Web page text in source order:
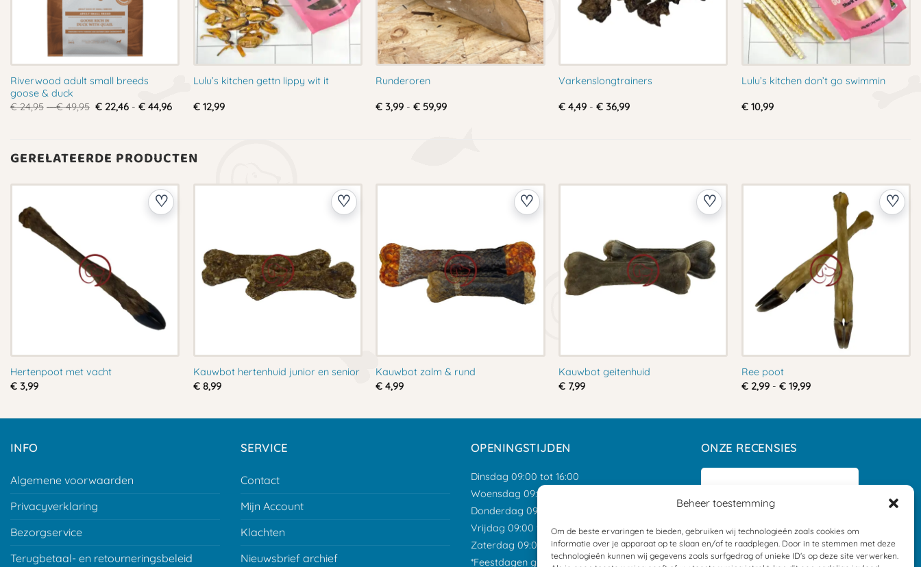
Beheer toestemming
Om de beste ervaringen te bieden, gebruiken wij technologieën zoals cookies om
informatie over je apparaat op te slaan en/of te raadplegen. Door in te stemmen met deze
technologieën kunnen wij gegevens zoals surfgedrag of unieke ID's op deze site verwerken.
Riverwood adult small breeds
goose & duck
€24,95 - €49,95 Prijsklasse:
€ 24,95
€ 22,46 - € 44,96Prijsklasse:
Lulu’s kitchen gettn lippy wit it
€12,99
Runderoren
€ 3,99 - € 59,99Prijsklasse:
Varkenslongtrainers
€ 4,49 - € 36,99Prijsklasse:
Lulu’s kitchen don’t go swimmin
€10,99
GERELATEERDE PRODUCTEN
Hertenpoot met vacht
€3,99
Kauwbot hertenhuid junior en senior
€8,99
Kauwbot zalm & rund
€ 4,99
Kauwbot geitenhuid
€ 7,99
Ree poot
€2,99 - €19,99Prijsklasse:
INFO
Algemene voorwaarden
Privacyverklaring
Bezorgservice
Terugbetaal- en retourneringsbeleid
SERVICE
Contact
Mijn Account
Klachten
Nieuwsbrief archief
OPENINGSTIJDEN
Dinsdag 09:00 tot 16:00
Woensdag 09:00 tot 16:00
Donderdag 09:00 tot 16:00
Vrijdag 09:00 tot 15:00
Zaterdag 09:00 tot 12:00
*Feestdagen gesloten tenzij anders
ONZE RECENSIES